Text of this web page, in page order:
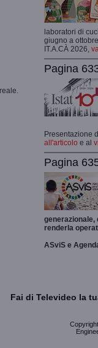
laboratori di
giugno a
IT.A.CÀ 2026,
Pagina
Presentazione
all'articolo e al
Pagina
generazionale,
renderla
ASviS e
Fai di Televideo la